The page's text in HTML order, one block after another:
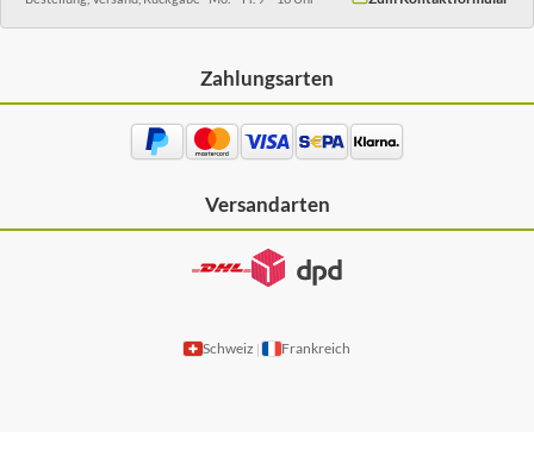
Zahlungsarten
Versandarten
Schweiz | Frankreich